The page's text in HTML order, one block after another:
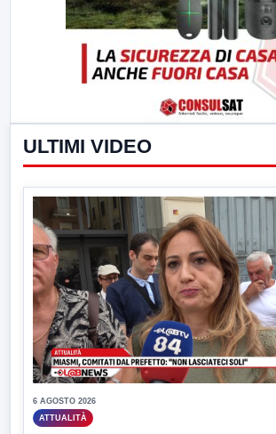
ULTIMI VIDEO
6 AGOSTO 2026
ATTUALITÀ